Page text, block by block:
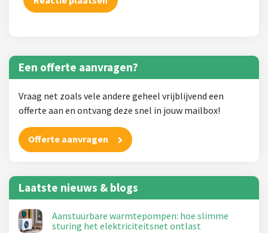
Een offerte aanvragen?
Vraag net zoals vele andere geheel vrijblijvend een
offerte aan en ontvang deze snel in jouw mailbox!
Offerte aanvragen
Laatste nieuws & blogs
Aanstuurbare warmtepompen: hoe slimme
sturing het elektriciteitsnet ontlast